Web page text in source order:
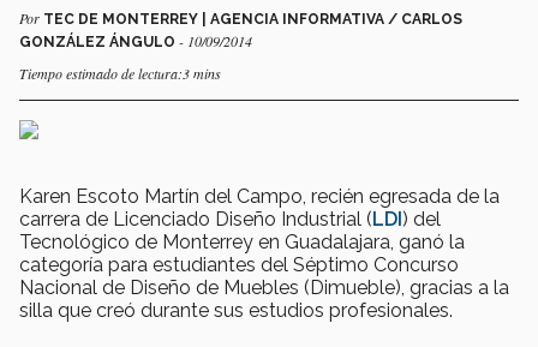
Por TEC DE MONTERREY | AGENCIA INFORMATIVA / CARLOS
GONZÁLEZ ÁNGULO - 10/09/2014
Tiempo estimado de lectura:3 mins
Karen Escoto Martín del Campo, recién egresada de la
carrera de Licenciado Diseño Industrial (LDI) del
Tecnológico de Monterrey en Guadalajara, ganó la
categoría para estudiantes del Séptimo Concurso
Nacional de Diseño de Muebles (Dimueble), gracias a la
silla que creó durante sus estudios profesionales.